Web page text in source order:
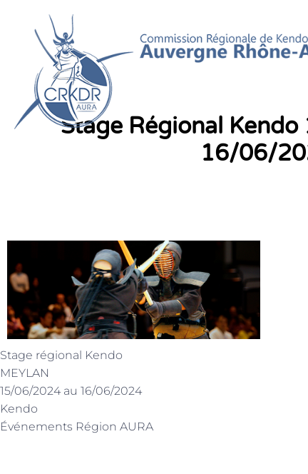
contenu
Stage Régional
16/06/
Stage régional Kendo
MEYLAN
15/06/2024 au 16/06/2024
Kendo
Événements Région AURA